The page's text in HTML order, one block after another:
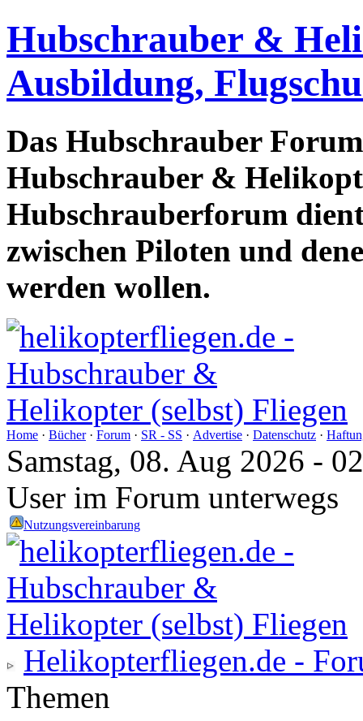
Hubschrauber &
Ausbildung,
Das Hubschrauber
Hubschrauber &
Hubschrauberforum
zwischen Piloten und
werden wollen.
Home · Bücher· Forum · SR - SS · Advertise · Datenschutz ·
Samstag, 08. Aug 2026 -
User im Forum unterwegs
Nutzungsvereinbarung
Helikopterfliegen.de -
Themen